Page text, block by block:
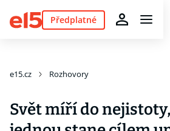
Předplatné
e15.cz Rozhovory
Svět míří do nejistoty,